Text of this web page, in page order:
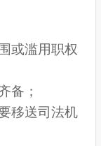
或滥用职权
备；
移送司法机